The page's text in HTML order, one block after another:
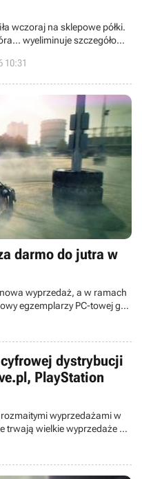
wczoraj na sklepowe półki.
wyeliminuje szczegółowe
NPC.
10:31
darmo do jutra w
wyprzedaż, a w ramach
egzemplarzy PC-towej gry
śpieszyć, gdyż
dystrybucji
PlayStation
wyprzedażami w
trwają wielkie wyprzedaże na
Xbox Games i wielu
pieniędzy, postanowiliśmy
promocje.